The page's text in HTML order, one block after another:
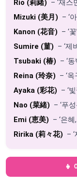
Rio (莉緒) – ‘재스
Mizuki (美月) – ‘
Kanon (花音) – ‘꽃
Sumire (菫) – ‘제
Tsubaki (椿) – ‘동
Reina (玲奈) – ‘
Ayaka (彩花) – ‘빛
Nao (菜緒) – ‘푸성
Emi (恵美) – ‘은혜
Ririka (莉々花) –
👧